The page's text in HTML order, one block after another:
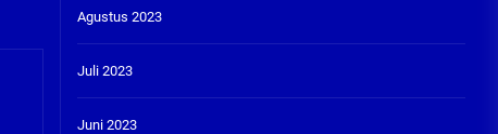
Agustus 2023
Juli 2023
Juni 2023